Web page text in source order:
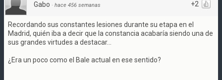
+2
Gabo · hace 456 semanas
Recordando sus constantes lesiones durante su etapa en el
Madrid, quién iba a decir que la constancia acabaría siendo una de
sus grandes virtudes a destacar...
¿Era un poco como el Bale actual en ese sentido?